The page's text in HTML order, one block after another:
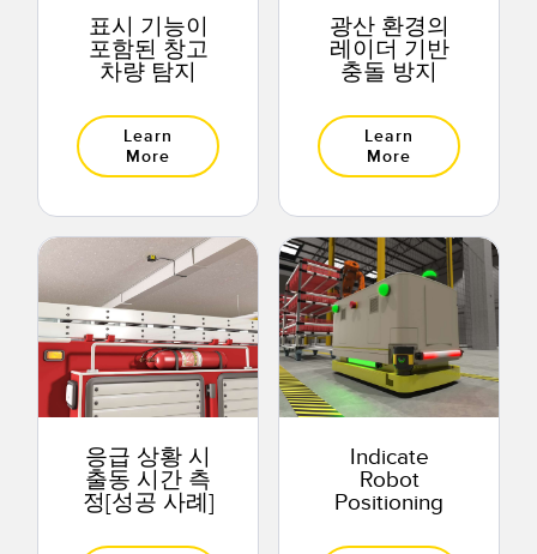
표시 기능이
포함된 창고
차량 탐지
Learn
More
광산 환경의
레이더 기반
충돌 방지
Learn
More
응급 상황 시
출동 시간 측
정[성공 사례]
Indicate
Robot
Positioning